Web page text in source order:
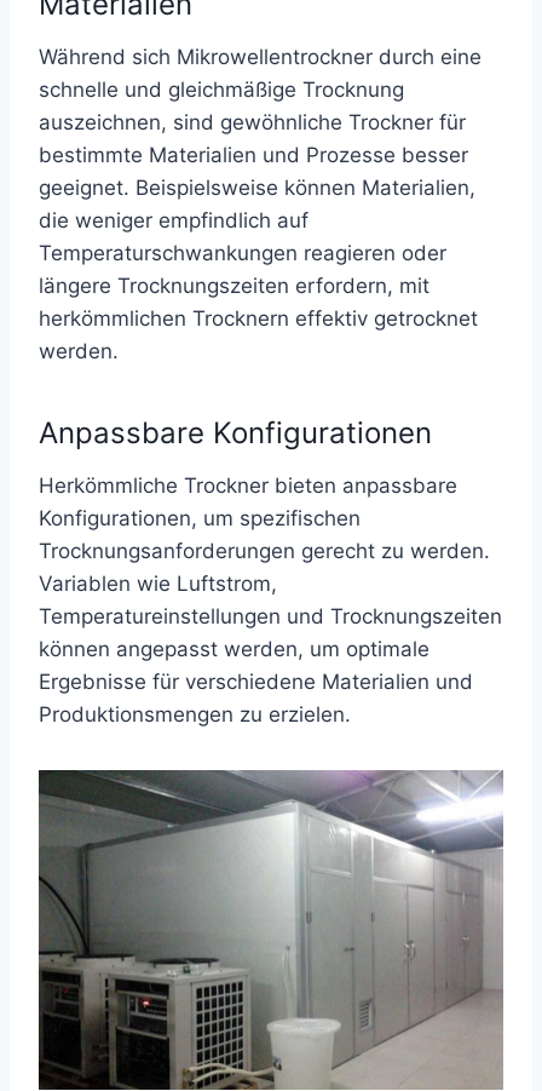
Während sich Mikrowellentrockner durch eine
schnelle und gleichmäßige Trocknung
auszeichnen, sind gewöhnliche Trockner für
bestimmte Materialien und Prozesse besser
geeignet. Beispielsweise können Materialien,
die weniger empfindlich auf
Temperaturschwankungen reagieren oder
längere Trocknungszeiten erfordern, mit
herkömmlichen Trocknern effektiv getrocknet
werden.
Anpassbare Konfigurationen
Herkömmliche Trockner bieten anpassbare
Konfigurationen, um spezifischen
Trocknungsanforderungen gerecht zu werden.
Variablen wie Luftstrom,
Temperatureinstellungen und Trocknungszeiten
können angepasst werden, um optimale
Ergebnisse für verschiedene Materialien und
Produktionsmengen zu erzielen.